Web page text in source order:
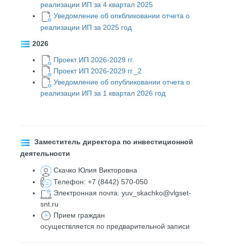
реализации ИП за 4 квартал 2025
Уведомление об опкбликовании отчета о
реализации ИП за 2025 год
2026
Проект ИП 2026-2029 гг.
Проект ИП 2026-2029 гг._2
Уведомление об опубликовании отчета о
реализации ИП за 1 квартал 2026 год
Заместитель директора по инвестиционной
деятельности
Скачко Юлия Викторовна
Телефон: +7 (8442) 570-050
Электронная почта: yuv_skachko@vlgset-
snt.ru
Прием граждан
осуществляется по предварительной записи